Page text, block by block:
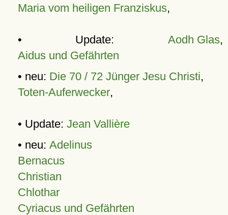
Maria vom heiligen Franziskus,
• Update: Aodh Glas,
Aidus und Gefährten
• neu: Die 70 / 72 Jünger Jesu Christi,
Toten-Auferwecker,
• Update: Jean Vallière
• neu: Adelinus
Bernacus
Christian
Chlothar
Cyriacus und Gefährten